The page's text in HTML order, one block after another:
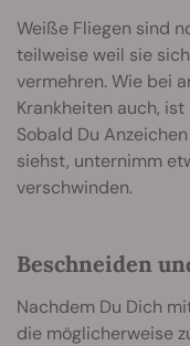
Weiße Fliegen sind
teilweise weil sie
vermehren. Wie bei
Krankheiten auch,
Sobald Du
siehst, unternimm
verschwinden.
Beschneiden
Nachdem Du Dich
die möglicherweise